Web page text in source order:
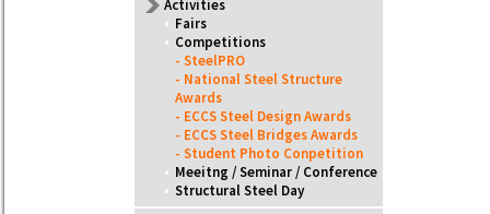
Activities
• Fairs
• Competitions
- SteelPRO
- National Steel Structure
Awards
- ECCS Steel Design Awards
- ECCS Steel Bridges Awards
- Student Photo Conpetition
• Meeitng / Seminar / Conference
• Structural Steel Day